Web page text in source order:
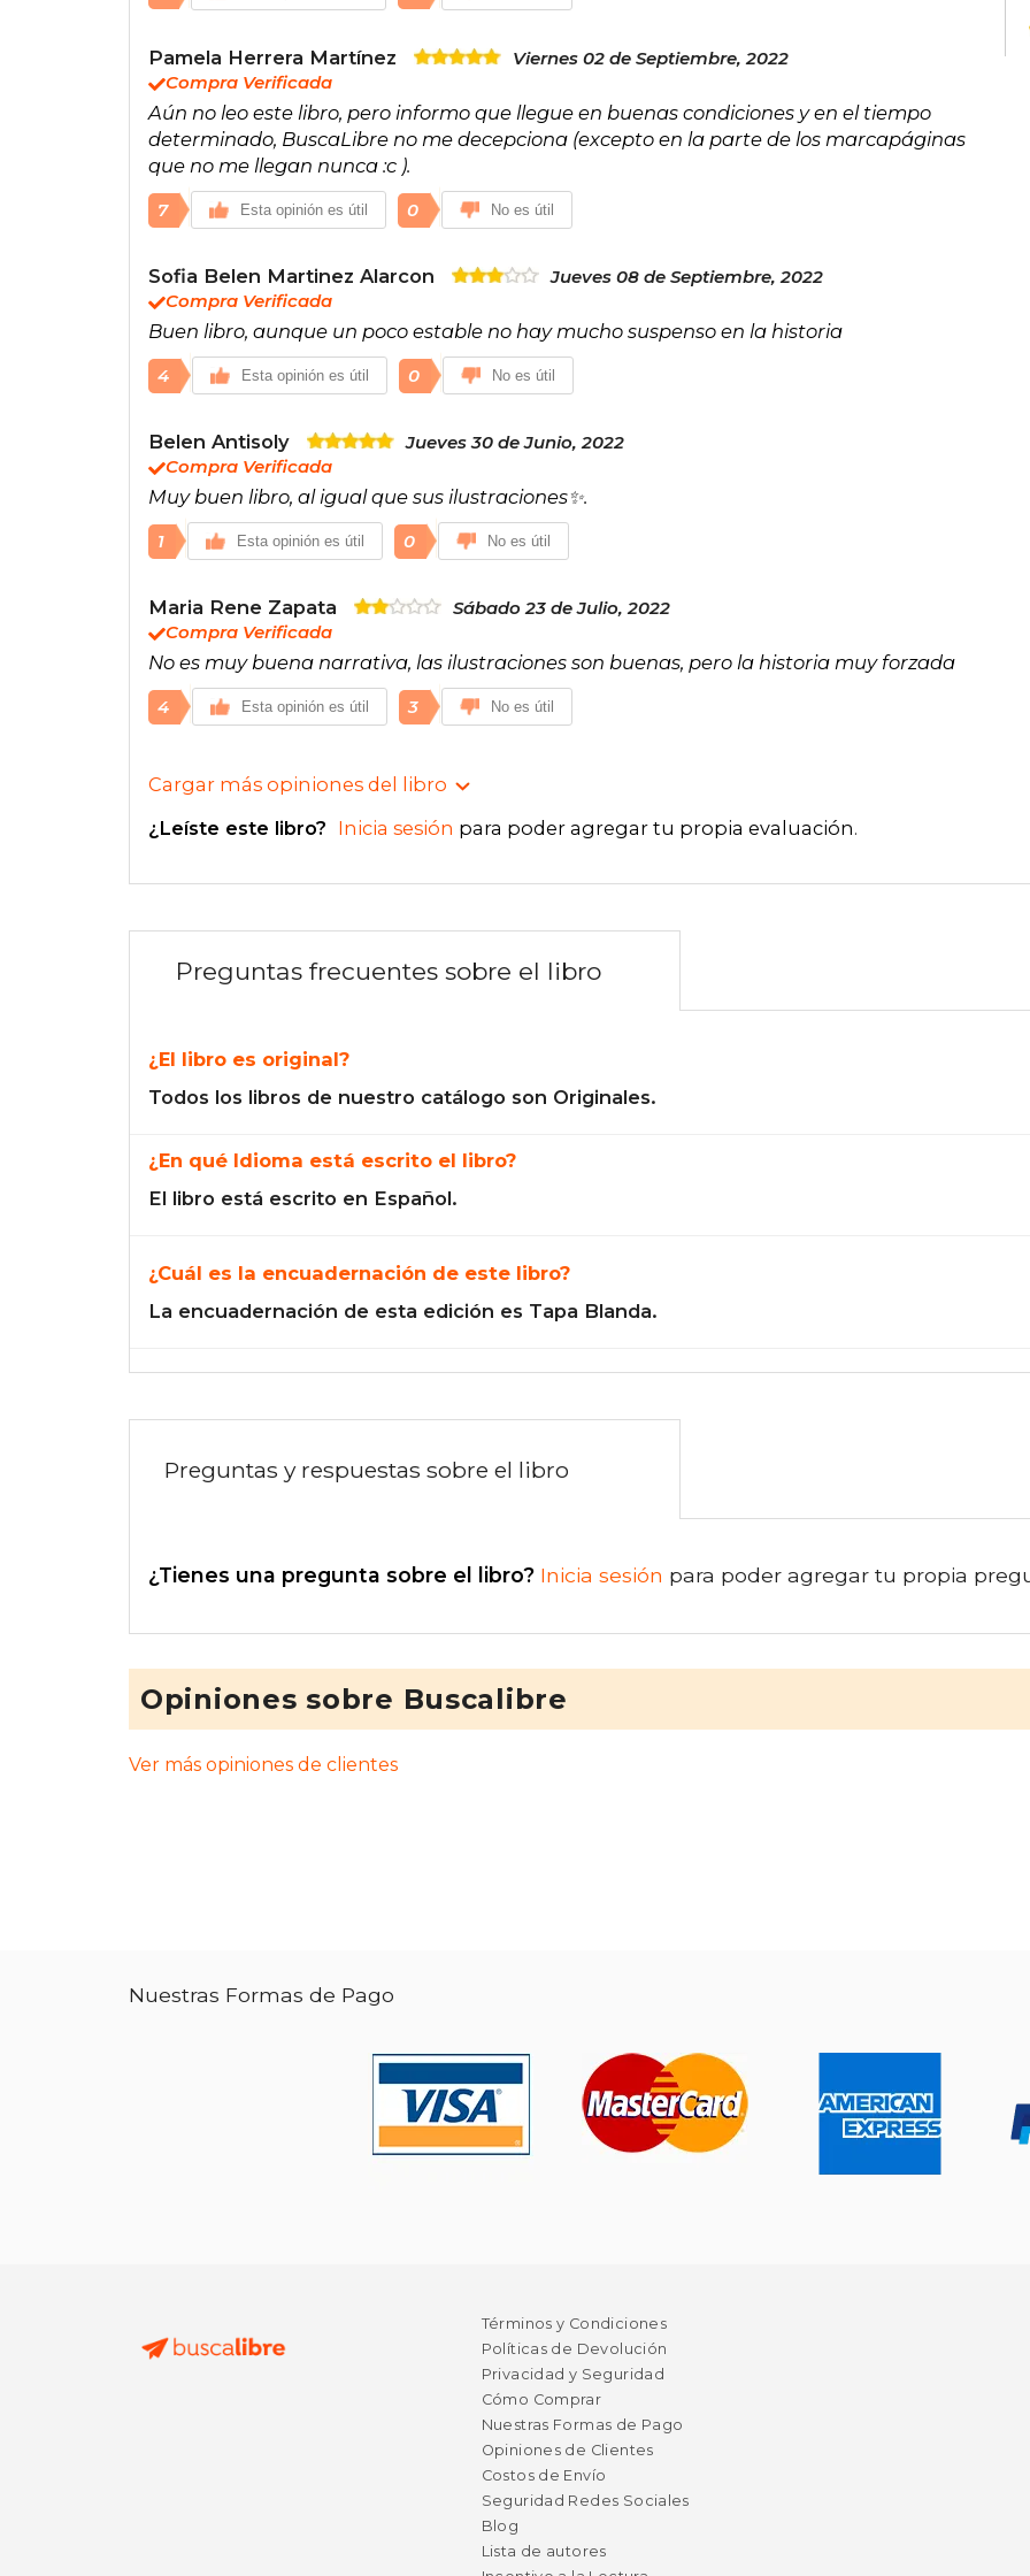
Pamela Herrera Martínez
Viernes 02 de Septiembre, 2022
Compra Verificada
Aún no leo este libro, pero informo que llegue en buenas condiciones y en el tiempo
determinado, BuscaLibre no me decepciona (excepto en la parte de los marcapáginas
que no me llegan nunca :c ).
7 Esta opinión es útil 0 No es útil
Sofia Belen Martinez Alarcon
Jueves 08 de Septiembre, 2022
Compra Verificada
Buen libro, aunque un poco estable no hay mucho suspenso en la historia
4 Esta opinión es útil 0 No es útil
Belen Antisoly
Jueves 30 de Junio, 2022
Compra Verificada
Muy buen libro, al igual que sus ilustraciones✨.
1 Esta opinión es útil 0 No es útil
Maria Rene Zapata
Sábado 23 de Julio, 2022
Compra Verificada
No es muy buena narrativa, las ilustraciones son buenas, pero la historia muy forzada
4 Esta opinión es útil 3 No es útil
Cargar más opiniones del libro
¿Leíste este libro? Inicia sesión para poder agregar tu propia evaluación.
Preguntas frecuentes sobre el libro
¿El libro es original?
Todos los libros de nuestro catálogo son Originales.
¿En qué Idioma está escrito el libro?
El libro está escrito en Español.
¿Cuál es la encuadernación de este libro?
La encuadernación de esta edición es Tapa Blanda.
Preguntas y respuestas sobre el libro
¿Tienes una pregunta sobre el libro? Inicia sesión para poder agregar tu propia
Opiniones sobre Buscalibre
Ver más opiniones de clientes
Nuestras Formas de Pago
Términos y Condiciones
Políticas de Devolución
Privacidad y Seguridad
Cómo Comprar
Nuestras Formas de Pago
Opiniones de Clientes
Costos de Envío
Seguridad Redes Sociales
Blog
Lista de autores